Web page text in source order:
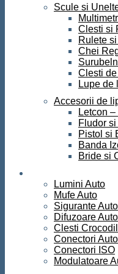
Scule si
Clesti si
Rulete
Chei
Clesti
Lupe de
Accesorii de
Letcon
Fludor
Pistol si
Banda
Bride si
Lumini Auto
Mufe Auto
Sigurante Auto
Difuzoare Auto
Clesti Crocodil
Conectori
Conectori ISO
Modulatoare